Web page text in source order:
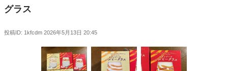
グラス
投稿ID: 1kfcdm 2026年5月13日 20:45